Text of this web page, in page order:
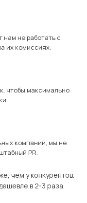
не работать с
их комиссиях.
чтобы максимально
компаний, мы не
PR.
чем у конкурентов.
в 2-3 раза.